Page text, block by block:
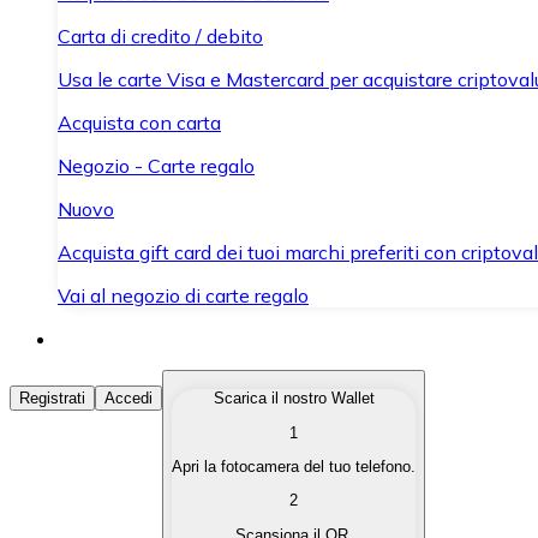
Carta di credito / debito
Usa le carte Visa e Mastercard per acquistare
Acquista con carta
Negozio - Carte regalo
Nuovo
Acquista gift card dei tuoi marchi preferiti con
Vai al negozio di carte regalo
Acquista Criptovalute
Acquista le criptovalute che ti interessano in modo
Converti le tue criptovalute in valuta fiat quando ne hai
Registrati Accedi
Scarica il nostro Wallet
1
Apri la fotocamera del tuo telefono.
2